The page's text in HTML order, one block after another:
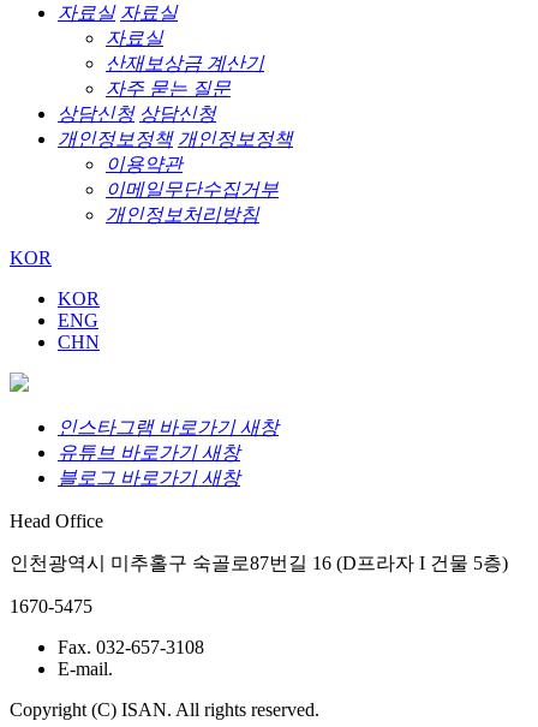
자료실 자료실
자료실
산재보상금 계산기
자주 묻는 질문
상담신청 상담신청
개인정보정책 개인정보정책
이용약관
이메일무단수집거부
개인정보처리방침
KOR
KOR
ENG
CHN
인스타그램 바로가기 새창
유튜브 바로가기 새창
블로그 바로가기 새창
Head Office
인천광역시 미추홀구 숙골로87번길 16 (D프라자 I 건물 5층)
1670-5475
Fax. 032-657-3108
E-mail.
Copyright (C) ISAN. All rights reserved.